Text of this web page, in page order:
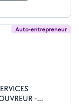
Auto-entrepreneur